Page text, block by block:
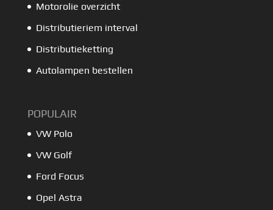
Motorolie overzicht
Distributieriem interval
Distributieketting
Autolampen bestellen
POPULAIR
VW Polo
VW Golf
Ford Focus
Opel Astra